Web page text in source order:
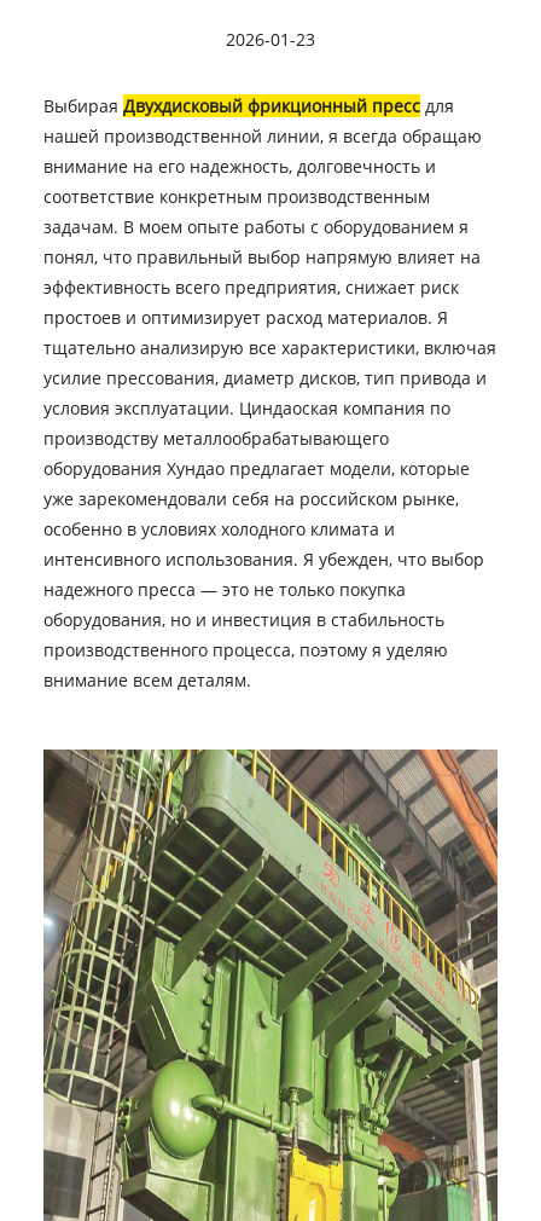
2026-01-23
Выбирая Двухдисковый фрикционный прессдля
нашей производственной линии, я всегда обращаю
внимание на его надежность, долговечность и
соответствие конкретным производственным
задачам. В моем опыте работы с оборудованием я
понял, что правильный выбор напрямую влияет на
эффективность всего предприятия, снижает риск
простоев и оптимизирует расход материалов. Я
тщательно анализирую все характеристики, включая
усилие прессования, диаметр дисков, тип привода и
условия эксплуатации. Циндаоская компания по
производству металлообрабатывающего
оборудования Хундао предлагает модели, которые
уже зарекомендовали себя на российском рынке,
особенно в условиях холодного климата и
интенсивного использования. Я убежден, что выбор
надежного пресса — это не только покупка
оборудования, но и инвестиция в стабильность
производственного процесса, поэтому я уделяю
внимание всем деталям.